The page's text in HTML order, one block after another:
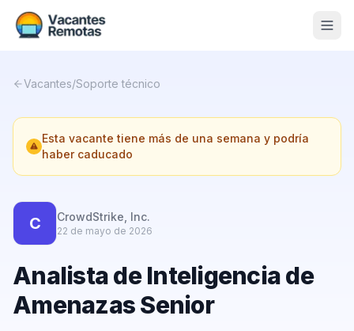
Nosotros
Contacto
Calculadora Freelance
Vacantes/Soporte técnico
Esta vacante tiene más de una semana y podría
haber caducado
C CrowdStrike, Inc.
22 de mayo de 2026
Analista de Inteligencia de
Amenazas Senior